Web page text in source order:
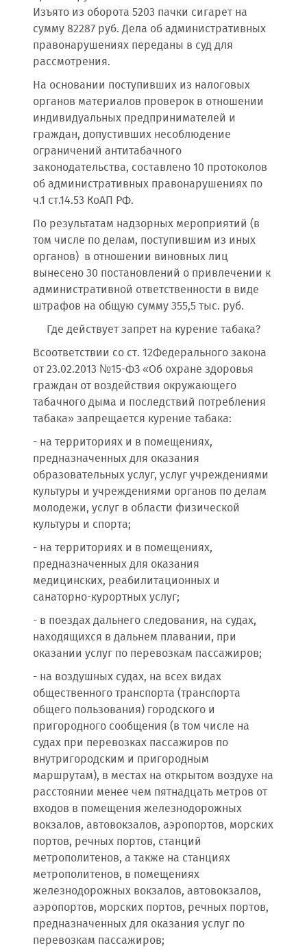
Изъято из оборота 5203 пачки сигарет на
сумму 82287 руб. Дела об административных
правонарушениях переданы в суд для
рассмотрения.
На основании поступивших из налоговых
органов материалов проверок в отношении
индивидуальных предпринимателей и
граждан, допустивших несоблюдение
ограничений антитабачного
законодательства, составлено 10 протоколов
об административных правонарушениях по
ч.1 ст.14.53 КоАП РФ.
По результатам надзорных мероприятий (в
том числе по делам, поступившим из иных
органов) в отношении виновных лиц
вынесено 30 постановлений о привлечении к
административной ответственности в виде
штрафов на общую сумму 355,5 тыс. руб.
Где действует запрет на курение табака?
Всоответствии со ст. 12Федерального закона
от 23.02.2013 №15-ФЗ «Об охране здоровья
граждан от воздействия окружающего
табачного дыма и последствий потребления
табака» запрещается курение табака:
- на территориях и в помещениях,
предназначенных для оказания
образовательных услуг, услуг учреждениями
культуры и учреждениями органов по делам
молодежи, услуг в области физической
культуры и спорта;
- на территориях и в помещениях,
предназначенных для оказания
медицинских, реабилитационных и
санаторно-курортных услуг;
- в поездах дальнего следования, на судах,
находящихся в дальнем плавании, при
оказании услуг по перевозкам пассажиров;
- на воздушных судах, на всех видах
общественного транспорта (транспорта
общего пользования) городского и
пригородного сообщения (в том числе на
судах при перевозках пассажиров по
внутригородским и пригородным
маршрутам), в местах на открытом воздухе на
расстоянии менее чем пятнадцать метров от
входов в помещения железнодорожных
вокзалов, автовокзалов, аэропортов, морских
портов, речных портов, станций
метрополитенов, а также на станциях
метрополитенов, в помещениях
железнодорожных вокзалов, автовокзалов,
аэропортов, морских портов, речных портов,
предназначенных для оказания услуг по
перевозкам пассажиров;